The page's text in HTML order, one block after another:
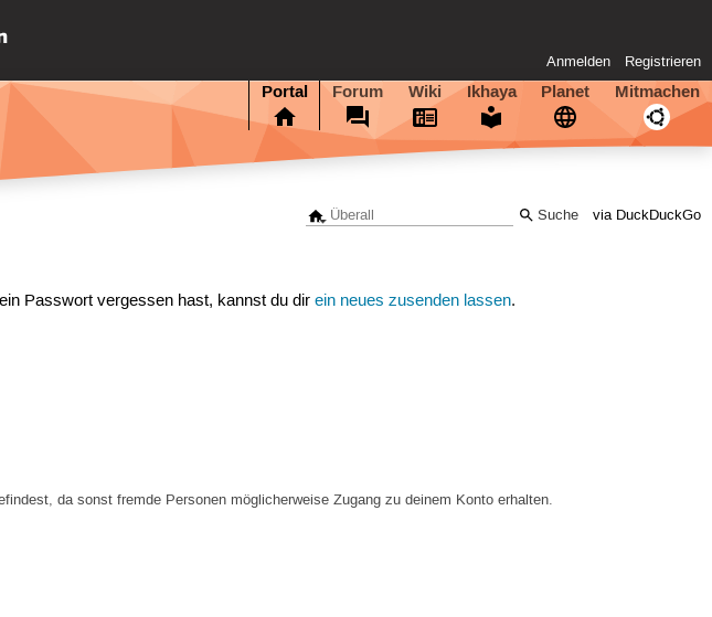
Anmelden Registrieren
Portal Forum Wiki Ikhaya Planet Mitmachen
via DuckDuckGo
Passwort vergessen hast, kannst du direin neues zusenden lassen.
da sonst fremde Personen möglicherweise Zugang zu deinem Konto erhalten.